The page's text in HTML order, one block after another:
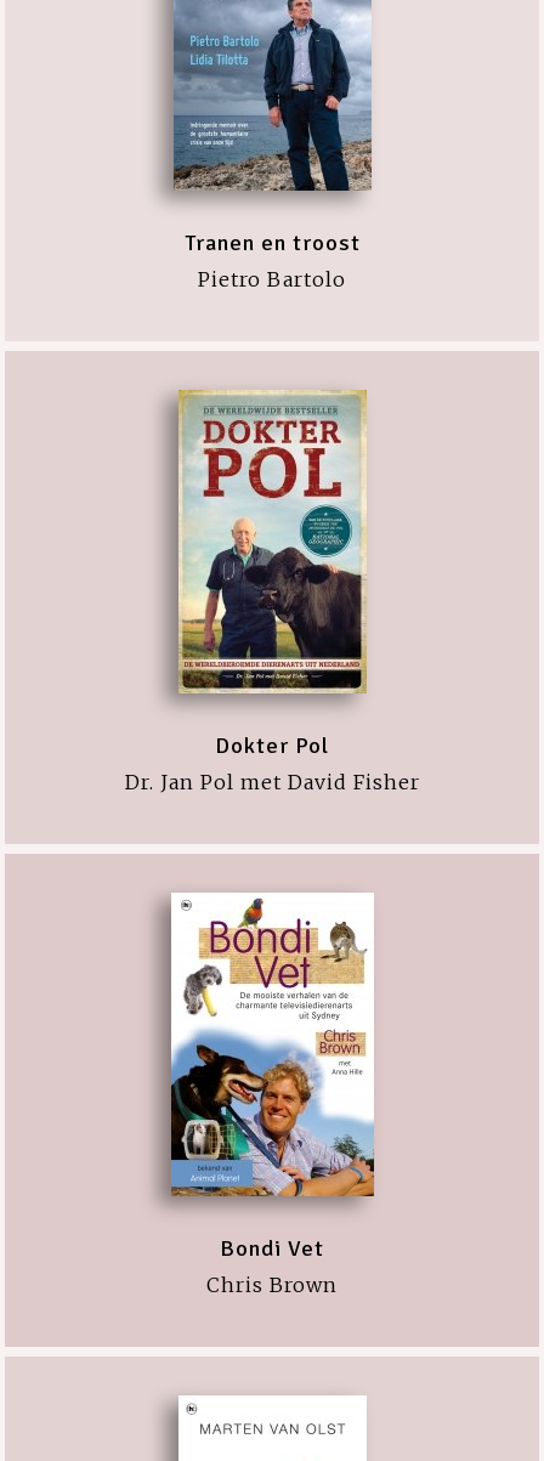
Tranen en troost
Pietro Bartolo
Dokter Pol
Dr. Jan Pol met David Fisher
Bondi Vet
Chris Brown